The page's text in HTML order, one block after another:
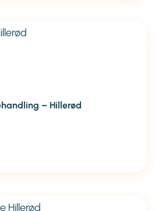
– Hillerød